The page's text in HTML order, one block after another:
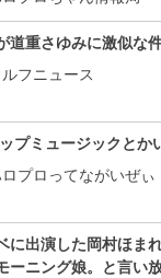
道重さゆみに激似な
フニュース
プミュージックとか
プロってながいぜぃ
に出演した岡村ほま
ーニング娘。と言い